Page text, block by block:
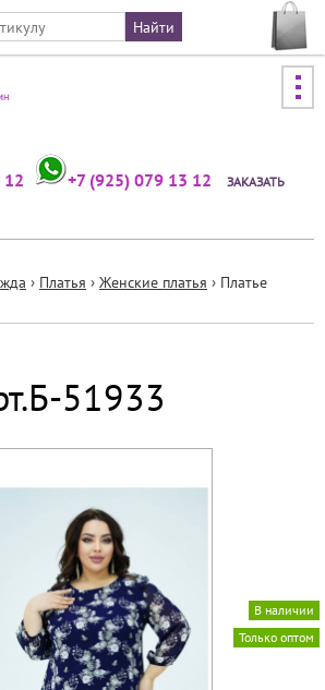
Jump to navigation
12 +7 (925) 079 13 12
ЗАКАЗАТЬ
› Платья › Женские платья › Платье
51933
Только оптом
В наличии